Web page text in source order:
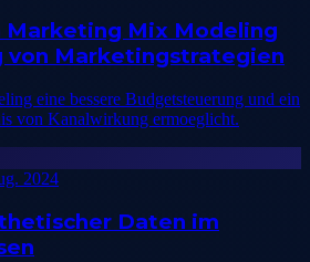
Marketing Mix Modeling
von Marketingstrategien
eine bessere Budgetsteuerung und ein
von Kanalwirkung ermoeglicht.
2024
Daten im